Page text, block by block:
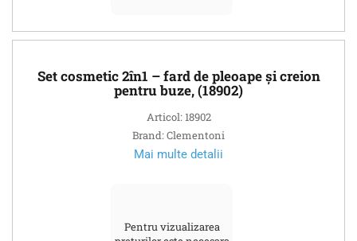
Set cosmetic 2în1 – fard de pleoape și creion
pentru buze, (18902)
Articol: 18902
Brand: Clementoni
Mai multe detalii
Pentru vizualizarea